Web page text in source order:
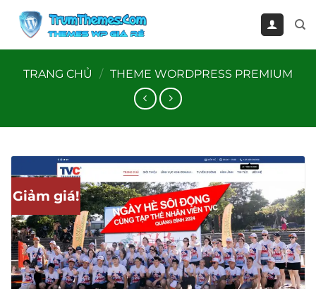
qua
TRANG CHỦ
/ THEME WORDPRESS PREMIUM
Giảm giá!